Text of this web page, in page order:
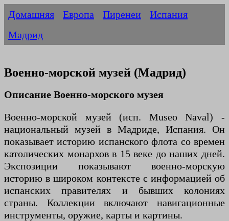
Домашняя Европа Пиренеи
Испания
Мадрид
Военно-морской музей (Мадрид)
Описание Военно-морского музея
Военно-морской музей (исп. Museo Naval) -
национальный музей в Мадриде, Испания. Он
показывает историю испанского флота со времен
католических монархов в 15 веке до наших дней.
Экспозиции показывают военно-морскую
историю в широком контексте с информацией об
испанских правителях и бывших колониях
страны. Коллекции включают навигационные
инструменты, оружие, карты и картины.